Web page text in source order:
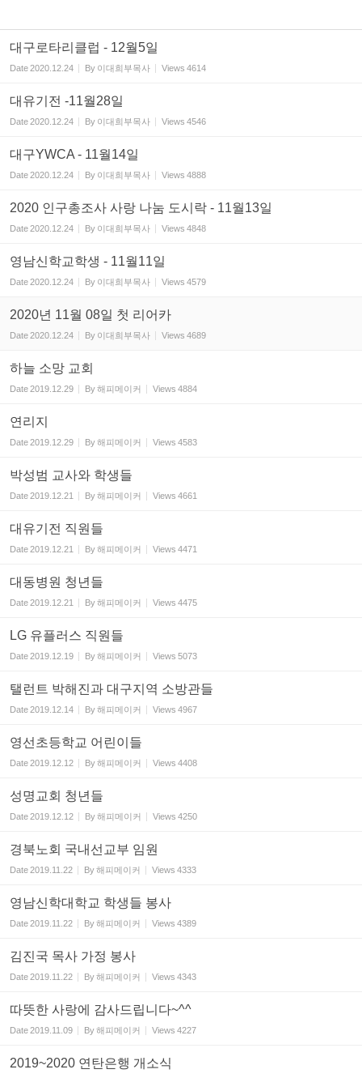
대구로타리클럽 - 12월5일
Date2020.12.24 By 이대희부목사 Views 4614
대유기전 -11월28일
Date2020.12.24 By 이대희부목사 Views 4546
대구YWCA - 11월14일
Date2020.12.24 By 이대희부목사 Views 4888
2020 인구총조사 사랑 나눔 도시락 - 11월13일
Date2020.12.24 By 이대희부목사 Views 4848
영남신학교학생 - 11월11일
Date2020.12.24 By 이대희부목사 Views 4579
2020년 11월 08일 첫 리어카
Date2020.12.24 By 이대희부목사 Views 4689
하늘 소망 교회
Date2019.12.29 By해피메이커 Views 4884
연리지
Date2019.12.29 By해피메이커 Views 4583
박성범 교사와 학생들
Date2019.12.21 By해피메이커 Views 4661
대유기전 직원들
Date2019.12.21 By해피메이커 Views 4471
대동병원 청년들
Date2019.12.21 By해피메이커 Views 4475
LG 유플러스 직원들
Date2019.12.19 By해피메이커 Views 5073
탤런트 박해진과 대구지역 소방관들
Date2019.12.14 By해피메이커 Views 4967
영선초등학교 어린이들
Date2019.12.12 By해피메이커 Views 4408
성명교회 청년들
Date2019.12.12 By해피메이커 Views 4250
경북노회 국내선교부 임원
Date2019.11.22 By해피메이커 Views 4333
영남신학대학교 학생들 봉사
Date2019.11.22 By해피메이커 Views 4389
김진국 목사 가정 봉사
Date2019.11.22 By해피메이커 Views 4343
따뜻한 사랑에 감사드립니다~^^
Date2019.11.09 By해피메이커 Views 4227
2019~2020 연탄은행 개소식